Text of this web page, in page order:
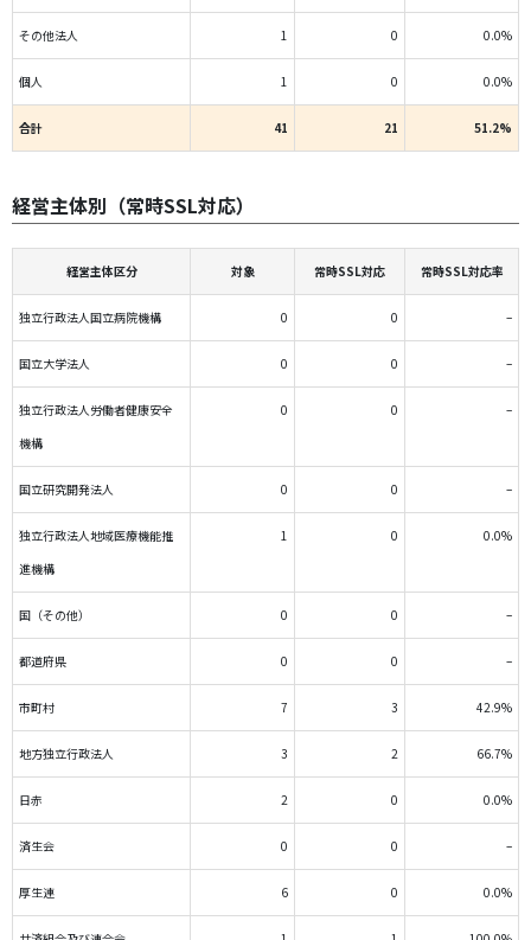
その他法人 1 0 0.0%
個人 1 0 0.0%
合計 41 21 51.2%
経営主体別（常時SSL対応）
経営主体区分 対象 常時SSL対応 常時SSL対応率
独立行政法人国立病院機構 0 0 –
国立大学法人 0 0 –
独立行政法人労働者健康安全
機構
0 0 –
国立研究開発法人 0 0 –
独立行政法人地域医療機能推
進機構
1 0 0.0%
国（その他） 0 0 –
都道府県 0 0 –
市町村 7 3 42.9%
地方独立行政法人 3 2 66.7%
日赤 2 0 0.0%
済生会 0 0 –
厚生連 6 0 0.0%